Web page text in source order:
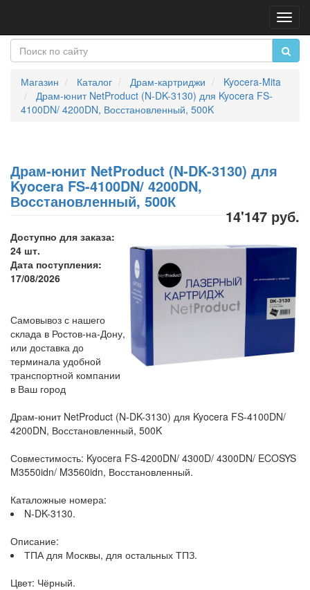
Магазин Каталог Драм-картриджи
Kyocera-Mita
Драм-юнит NetProduct (N-DK-3130) для Kyocera FS-
4100DN/ 4200DN, Восстановленный, 500K
Драм-юнит NetProduct (N-DK-3130) для
Kyocera FS-4100DN/ 4200DN,
Восстановленный, 500К
14'147 руб.
Доступно для заказа:
24 шт.
Дата поступления:
17/08/2026
Самовывоз с нашего
склада в Ростов-на-Дону,
или доставка до
терминала удобной
транспортной компании
в Ваш город
Драм-юнит NetProduct (N-DK-3130) для Kyocera FS-4100DN/
4200DN, Восстановленный, 500K
Совместимость: Kyocera FS-4200DN/ 4300D/ 4300DN/ ECOSYS
M3550idn/ M3560idn, Восстановленный.
Каталожные номера:
N-DK-3130.
Описание:
ТПА для Москвы, для остальных ТПЗ.
Цвет: Чёрный.